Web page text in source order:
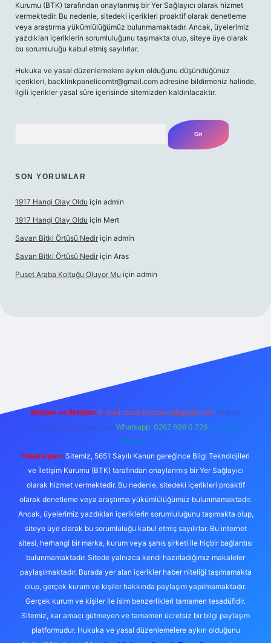
Kurumu (BTK) tarafından onaylanmış bir Yer Sağlayıcı olarak hizmet
vermektedir. Bu nedenle, sitedeki içerikleri proaktif olarak denetleme
veya araştırma yükümlülüğümüz bulunmamaktadır. Ancak, üyelerimiz
yazdıkları içeriklerin sorumluluğunu taşımakta olup, siteye üye olarak
bu sorumluluğu kabul etmiş sayılırlar.
Hukuka ve yasal düzenlemelere aykırı olduğunu düşündüğünüz
içerikleri, backlinkpanelicomtr@gmail.com adresine bildirmeniz halinde,
ilgili içerikler yasal süre içerisinde sitemizden kaldırılacaktır.
SON YORUMLAR
1917 Hangi Olay Oldu için admin
1917 Hangi Olay Oldu için Mert
Savan Bitki Örtüsü Nedir için admin
Savan Bitki Örtüsü Nedir için Aras
Puset Araba Koltuğu Oluyor Mu için admin
Reklam ve İletişim: E-mail: backlinkpaneli@gmail.com Teams:
forumhizmeti@gmail.com Whatsapp: 0262 606 0 726 Telegram:
@karabul
Yasal Uyarı: Sitemiz, 5651 Sayılı Kanun gereğince Bilgi Teknolojileri
ve İletişim Kurumu (BTK) tarafından onaylanmış bir Yer Sağlayıcı
olarak hizmet vermektedir. Bu nedenle, sitedeki içerikleri proaktif
olarak denetleme veya araştırma yükümlülüğümüz bulunmamaktadır.
Ancak, üyelerimiz yazdıkları içeriklerin sorumluluğunu taşımakta olup,
siteye üye olarak bu sorumluluğu kabul etmiş sayılırlar. Bu internet
sitesi, herhangi bir marka, kurum veya şahıs şirketi ile hiçbir bağlantısı
bulunmamaktadır. Sitede yalnızca kendi hazırladığımız makaleler
paylaşılmaktadır. Burada yer alan içerikler haber niteliği taşımamakta
olup, gerçek kurum ve kişiler hakkında paylaşım yapılmamaktadır.
Gerçek kurum ve kişiler ile isim benzerlikleri tamamen tesadüfidir.
Sitemiz, kar amacı gütmeyen ve tamamen ücretsiz bir bilgi paylaşım
platformudur. Hukuka ve yasal düzenlemelere aykırı olduğunu